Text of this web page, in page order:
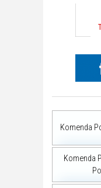
Komenda
Komenda